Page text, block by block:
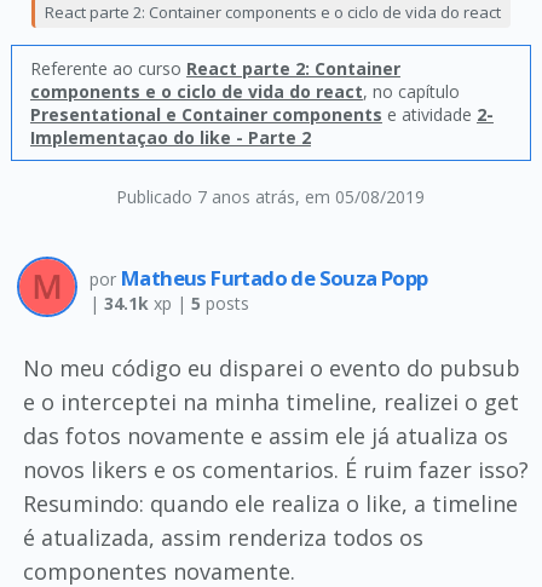
Publicado 7 anos atrás, em 05/08/2019
React parte 2: Container components e o ciclo de vida do react
Referente ao curso React parte 2: Container
components e o ciclo de vida do react, no capítulo
Presentational e Container components e atividade 2-
Implementaçao do like - Parte 2
por Matheus Furtado de Souza Popp
| 34.1kxp | 5 posts
No meu código eu disparei o evento do pubsub
e o interceptei na minha timeline, realizei o get
das fotos novamente e assim ele já atualiza os
novos likers e os comentarios. É ruim fazer isso?
Resumindo: quando ele realiza o like, a timeline
é atualizada, assim renderiza todos os
componentes novamente.